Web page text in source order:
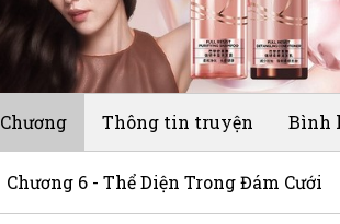
Chương Thông tin truyện Bình
Chương 6 - Thể Diện Trong Đám Cưới